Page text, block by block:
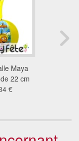
Maya
22 cm
€